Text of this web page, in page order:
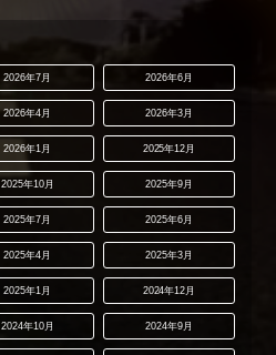
2026年7月 2026年6月
2026年4月 2026年3月
2026年1月 2025年12月
2025年10月 2025年9月
2025年7月 2025年6月
2025年4月 2025年3月
2025年1月 2024年12月
2024年10月 2024年9月